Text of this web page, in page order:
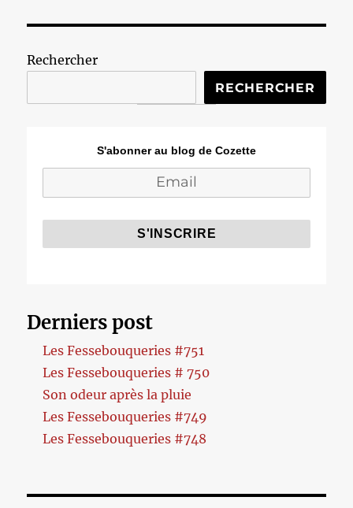
Rechercher
RECHERCHER
S'abonner au blog de Cozette
Derniers post
Les Fessebouqueries #751
Les Fessebouqueries # 750
Son odeur après la pluie
Les Fessebouqueries #749
Les Fessebouqueries #748